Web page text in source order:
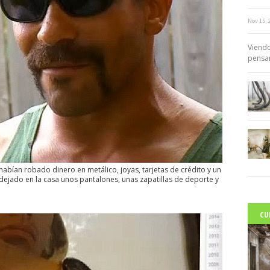
robado dinero en metálico, joyas, tarjetas de crédito y un
en la casa unos pantalones, unas zapatillas de deporte y
Nov 15,